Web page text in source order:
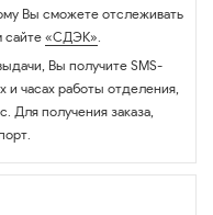
Вы сможете отслеживать
сайте «СДЭК».
Вы получите SMS-
часах работы отделения,
Для получения заказа,